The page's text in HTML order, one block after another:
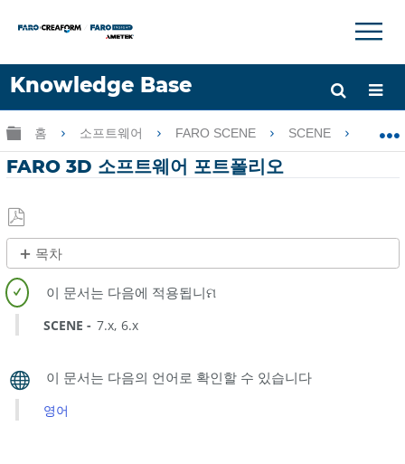
Knowledge Base
언어
도움 받기 로그인
×
글로벌 계층 확장/축소
홈 소프트웨어 FARO SCENE SCENE
FARO 3D 소프트웨어 포트폴리오
PDF
로
저
장
목차
제
목
없
음
SCENE 7.x 6.x
영어